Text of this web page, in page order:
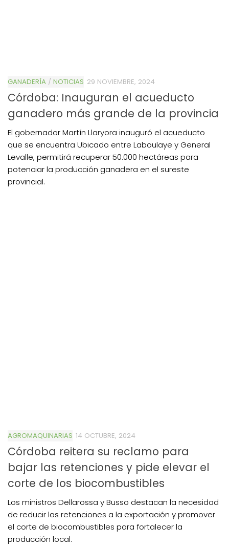
GANADERÍA / NOTICIAS 29 NOVIEMBRE, 2024
Córdoba: Inauguran el acueducto
ganadero más grande de la provincia
El gobernador Martín Llaryora inauguró el acueducto
que se encuentra Ubicado entre Laboulaye y General
Levalle, permitirá recuperar 50.000 hectáreas para
potenciar la producción ganadera en el sureste
provincial.
AGROMAQUINARIAS 14 OCTUBRE, 2024
Córdoba reitera su reclamo para
bajar las retenciones y pide elevar el
corte de los biocombustibles
Los ministros Dellarossa y Busso destacan la necesidad
de reducir las retenciones a la exportación y promover
el corte de biocombustibles para fortalecer la
producción local.